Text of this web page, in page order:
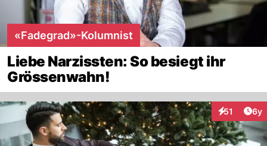
«Fadegrad»-Kolumnist
Liebe Narzissten: So besiegt ihr
Grössenwahn!
51 6y